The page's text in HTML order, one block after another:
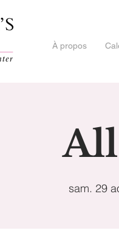
À propos
sam. 29